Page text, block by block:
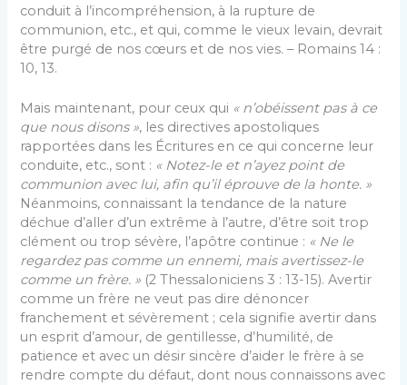
conduit à l’incompréhension, à la rupture de
communion, etc., et qui, comme le vieux levain, devrait
être purgé de nos cœurs et de nos vies. – Romains 14 :
10, 13.
Mais maintenant, pour ceux qui « n’obéissent pas à ce
que nous disons », les directives apostoliques
rapportées dans les Écritures en ce qui concerne leur
conduite, etc., sont : « Notez-le et n’ayez point de
communion avec lui, afin qu’il éprouve de la honte. »
Néanmoins, connaissant la tendance de la nature
déchue d’aller d’un extrême à l’autre, d’être soit trop
clément ou trop sévère, l’apôtre continue : « Ne le
regardezpas comme un ennemi, mais avertissez-le
comme un frère. » (2 Thessaloniciens 3 : 13-15). Avertir
comme un frère ne veut pas dire dénoncer
franchement et sévèrement ; cela signifie avertir dans
un esprit d’amour, de gentillesse, d’humilité, de
patience et avec un désir sincère d’aider le frère à se
rendre compte du défaut, dont nous connaissons avec